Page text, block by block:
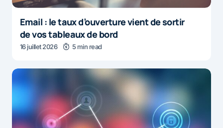
Email : le taux d’ouverture vient de sortir
de vos tableaux de bord
16 juillet 2026 5 min read